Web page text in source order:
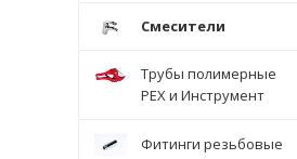
Смесители
Трубы полимерные
PEX и Инструмент
Фитинги резьбовые